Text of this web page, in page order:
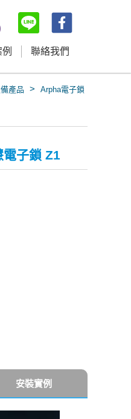
聯絡我們
產品 > Arpha電子鎖
子鎖 Z1
安裝實例